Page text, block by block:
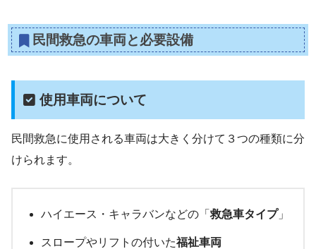
民間救急の車両と必要設備
使用車両について
民間救急に使用される車両は大きく分けて３つの種類に分
けられます。
ハイエース・キャラバンなどの「救急車タイプ」
スロープやリフトの付いた福祉車両